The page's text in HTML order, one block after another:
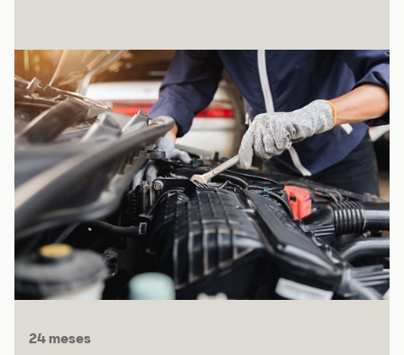
24 meses